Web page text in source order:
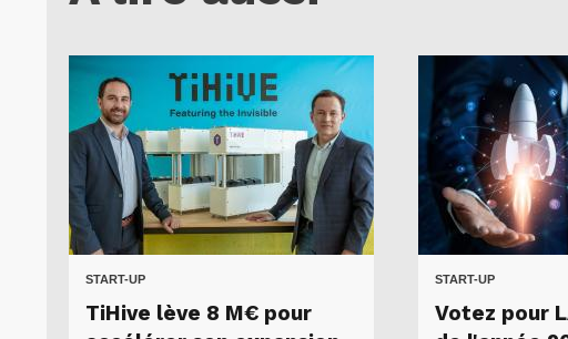
START-UP
TiHive lève 8 M€ pour
START-UP
Votez pour